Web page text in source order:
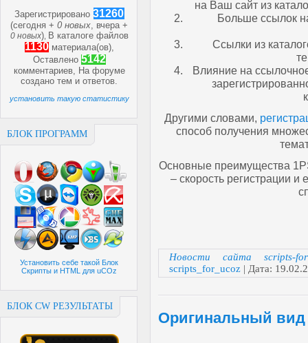
Зарегистрировано 31260
(сегодня +0 новых, вчера +
0 новых) В каталоге файлов
1130 материала(ов),
Оставлено 5142
комментариев, На форуме
созданотем иответов.
установить такую статистику
БЛОК ПРОГРАММ
Установить себе такой Блок
Скрипты и HTML для uCOz
БЛОК CW РЕЗУЛЬТАТЫ
на Ваш сайт из
Больше ссылок
Ссылки из
Влияние на
Другими словами,
способ получения
Основные преимущества
– скорость регистрации
Новости сайта scripts-
scripts_for_ucoz | Дата:
Оригинальный вид